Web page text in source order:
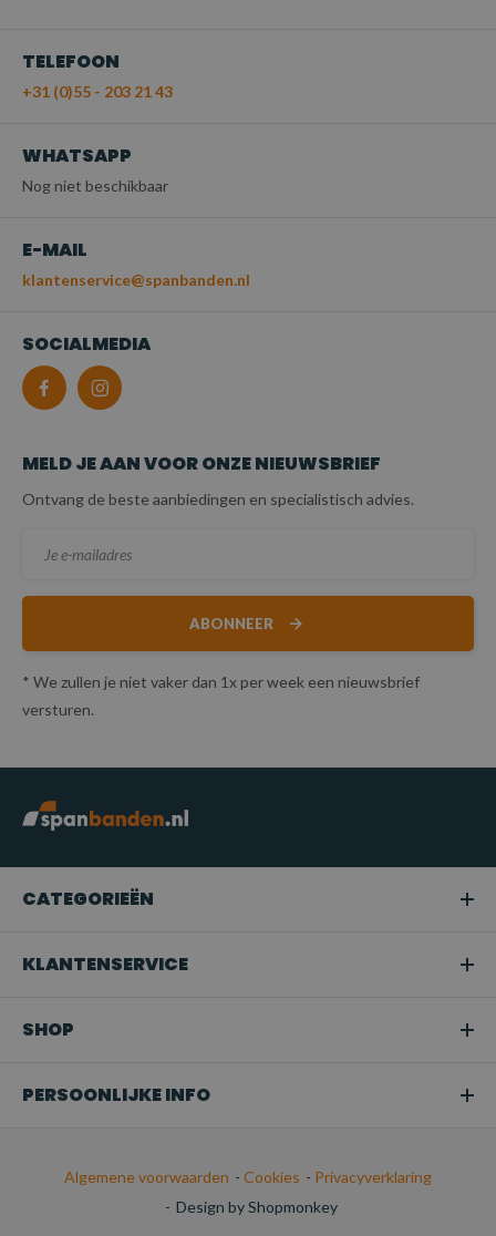
TELEFOON
+31 (0)55 - 203 21 43
WHATSAPP
Nog niet beschikbaar
E-MAIL
klantenservice@spanbanden.nl
SOCIALMEDIA
MELD JE AAN VOOR ONZE NIEUWSBRIEF
Ontvang de beste aanbiedingen en specialistisch advies.
ABONNEER
* We zullen je niet vaker dan 1x per week een nieuwsbrief
versturen.
CATEGORIEËN
KLANTENSERVICE
SHOP
PERSOONLIJKE INFO
Algemene voorwaarden - Cookies - Privacyverklaring
- Design by Shopmonkey